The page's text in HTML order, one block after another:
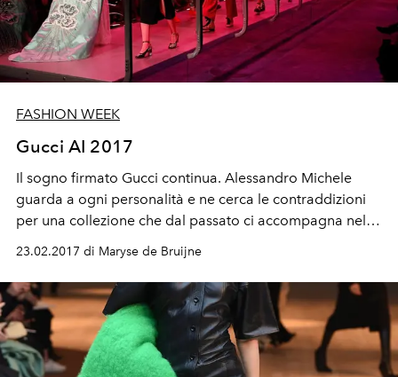
FASHION WEEK
Gucci AI 2017
Il sogno firmato Gucci continua. Alessandro Michele
guarda a ogni personalità e ne cerca le contraddizioni
per una collezione che dal passato ci accompagna nel
23.02.2017 di Maryse de Bruijne